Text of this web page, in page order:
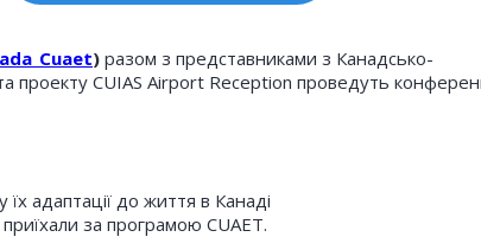
) разом з представниками з Канадсько-
проекту CUIAS Airport Reception проведуть
адаптації до життя в Канаді
за програмою CUAET.